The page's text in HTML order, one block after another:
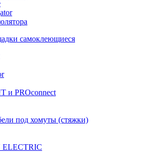
самоклеющиеся
и PROconnect
под хомуты (стяжки)